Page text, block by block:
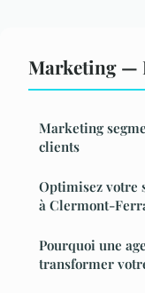
Marketing —
Marketing
clients
Optimisez votre
à Clermont-
Pourquoi une
transformer